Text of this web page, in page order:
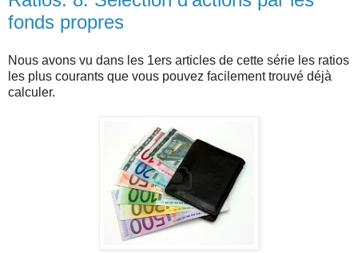
fonds propres
Nous avons vu dans les 1ers articles de cette série les ratios
les plus courants que vous pouvez facilement trouvé déjà
calculer.